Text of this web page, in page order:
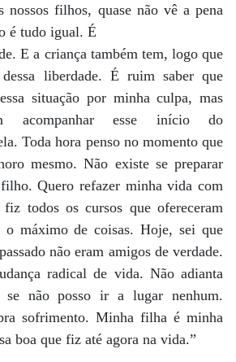
nossos filhos, quase não vê a pena
é tudo igual. É
E a criança também tem, logo que
liberdade. É ruim saber que
situação por minha culpa, mas
acompanhar esse início do
Toda hora penso no momento que
mesmo. Não existe se preparar
Quero refazer minha vida com
todos os cursos que ofereceram
o máximo de coisas. Hoje, sei que
não eram amigos de verdade.
radical de vida. Não adianta
se não posso ir a lugar nenhum.
sofrimento. Minha filha é minha
boa que fiz até agora na vida.”